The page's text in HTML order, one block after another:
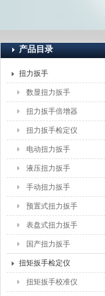
产品目录
扭力扳手
数显扭力扳手
扭力扳手倍增器
扭力扳手检定仪
电动扭力扳手
液压扭力扳手
手动扭力扳手
预置式扭力扳手
表盘式扭力扳手
国产扭力扳手
扭矩扳手检定仪
扭矩扳手校准仪